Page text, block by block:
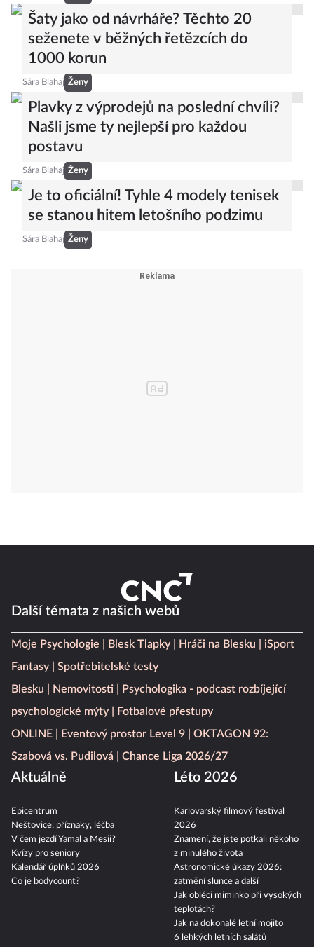
Šaty jako od návrháře? Těchto 20
seženete v běžných řetězcích do
1000 korun
Sára Blahaj Ženy
Plavky z výprodejů na poslední chvíli?
Našli jsme ty nejlepší pro každou
postavu
Sára Blahaj Ženy
Je to oficiální! Tyhle 4 modely tenisek
se stanou hitem letošního podzimu
Sára Blahaj Ženy
Další témata z našich webů
Moje Psychologie Blesk Tlapky Hráči na Blesku
iSport
Fantasy
Spotřebitelské testy
Blesku
Nemovitosti
Psychologika - podcast rozbíjející
psychologické mýty
Fotbalové přestupy
ONLINE
Eventový prostor Level 9
OKTAGON 92:
Szabová vs. Pudilová
Chance Liga 2026/27
Aktuálně
Epicentrum
Neštovice: příznaky, léčba
V čem jezdí Yamal a Mesii?
Kvízy pro seniory
Kalendář úplňků 2026
Co je bodycount?
Léto 2026
Karlovarský filmový festival
2026
Znamení, že jste potkali někoho
z minulého života
Astronomické úkazy 2026:
zatmění slunce a další
Jak obléci miminko při vysokých
teplotách?
Jak na dokonalé letní mojito
6 lehkých letních salátů